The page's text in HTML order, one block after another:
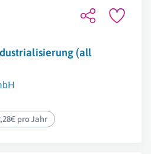
(all
pro Jahr